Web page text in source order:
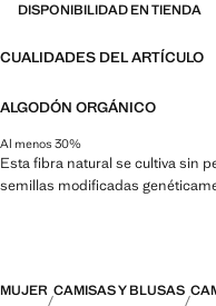
DISPONIBILIDAD EN TIENDA
CUALIDADES DEL ARTÍCULO
ALGODÓN ORGÁNICO
Al menos 30%
Esta fibra natural se cultiva sin
semillas modificadas
MUJER CAMISAS Y BLUSAS